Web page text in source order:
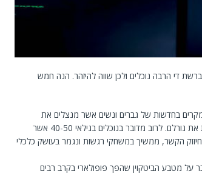
די הרבה נוכלים ולכן שווה להיזהר. הנה חמש
בחדשות של גברים ונשים אשר מנצלים את
התמימות של אנשים שרק רוצים למצוא אהבה ולשנות את גורלם. לרוב מדובר בנוכלים בגילאי 40-50 אשר
הקשר, ממשיך במשחקי רגשות ונגמר בעושק כלכלי
מטבע הביטקוין שהפך פופולארי בקרב רבים